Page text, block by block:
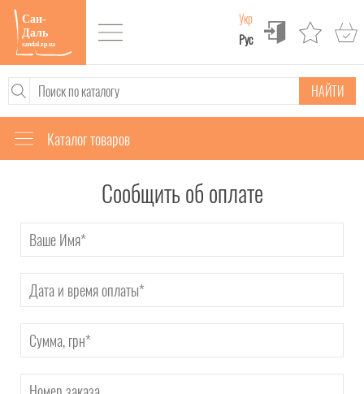
Укр
Рус
НАЙТИ
Каталог товаров
Сообщить об оплате